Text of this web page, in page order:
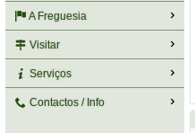
A Freguesia
Visitar
Serviços
Contactos / Info